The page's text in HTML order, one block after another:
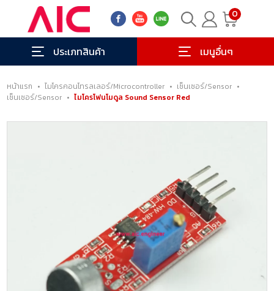
0
ประเภทสินค้า เมนูอื่นๆ
หน้าแรก • ไมโครคอนโทรลเลอร์/Microcontroller • เซ็นเซอร์/Sensor •
เซ็นเซอร์/Sensor • ไมโครโฟนโมดูล Sound Sensor Red